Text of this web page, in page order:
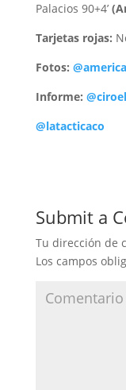
Palacios 90+4’
Tarjetas rojas:
Fotos:
Informe:
@latacticaco
Submit a
Tu dirección de
Los campos